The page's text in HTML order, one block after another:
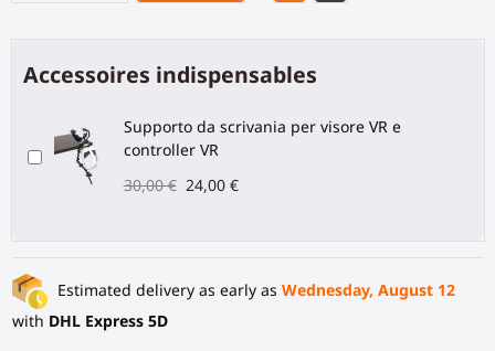
Accessoires indispensables
Supporto da scrivania per visore VR e
controller VR
30,00 € 24,00 €
Estimated delivery as early as Wednesday, August 12
with DHL Express 5D